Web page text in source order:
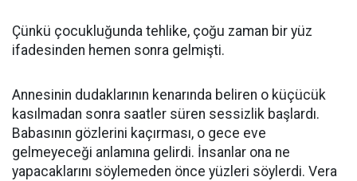
Çünkü çocukluğunda tehlike, çoğu zaman bir yüz
ifadesinden hemen sonra gelmişti.
Annesinin dudaklarının kenarında beliren o küçücük
kasılmadan sonra saatler süren sessizlik başlardı.
Babasının gözlerini kaçırması, o gece eve
gelmeyeceği anlamına gelirdi. İnsanlar ona ne
yapacaklarını söylemeden önce yüzleri söylerdi. Vera